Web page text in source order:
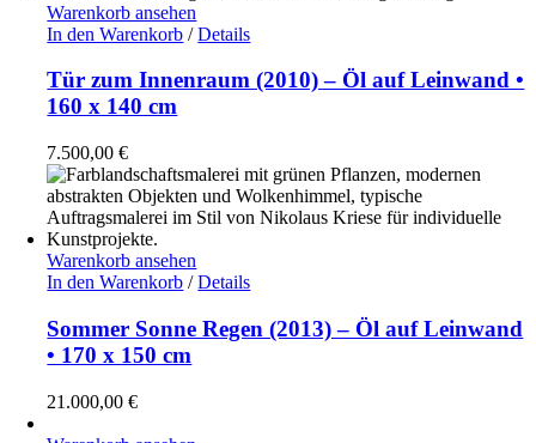
Warenkorb ansehen
In den Warenkorb / Details
Tür zum Innenraum (2010) – Öl auf Leinwand •
160 x 140 cm
7.500,00€
Warenkorb ansehen
In den Warenkorb / Details
Sommer Sonne Regen (2013) – Öl auf Leinwand
• 170 x 150 cm
21.000,00€